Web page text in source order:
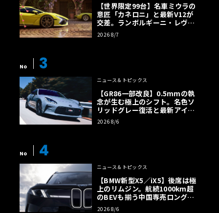
【世界限定99台】名車ミウラの
意匠「カネロニ」と最新V12が
交差。ランボルギーニ・レヴエ
ルトに60周年記念車が登場
2026 8/7
No 3
ニュース＆トピックス
【GR86一部改良】0.5mmの執
念が生む極上のシフト。名色ソ
リッドグレー復活と最新アイサ
イトでFRの極みへ
2026 8/6
No 4
ニュース＆トピックス
【BMW新型X5／iX5】後席は極
上のリムジン。航続1000km超
のBEVも揃う中国専売ロング仕
様の全貌
2026 8/6